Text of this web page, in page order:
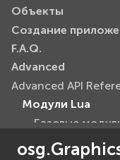
Объекты
Создание
F.A.Q.
Advanced
Advanced API
Модули Lua
Базовые
EVcommon